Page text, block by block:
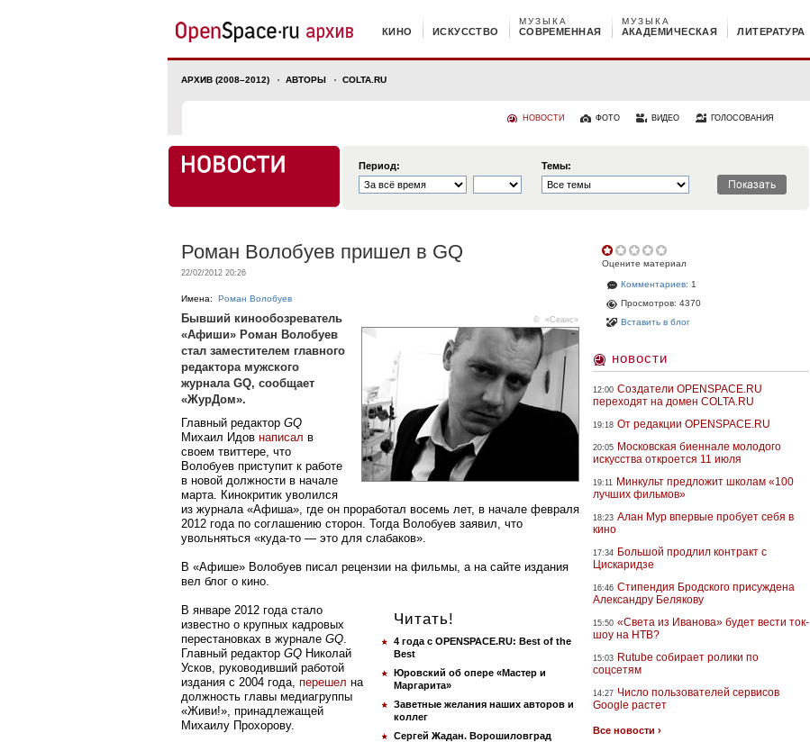
КИНО ИСКУССТВО СОВРЕМЕННАЯ
МУЗЫКА
АКАДЕМИЧЕСКАЯ
МУЗЫКА
ЛИТЕРАТУРА
АРХИВ (2008–2012) АВТОРЫ COLTA.RU
НОВОСТИ ФОТО ВИДЕО ГОЛОСОВАНИЯ
Период: Темы:
Роман Волобуев пришел в GQ
22/02/2012 20:26
Имена: Роман Волобуев
© «Сеанс»
Бывший кинообозреватель
«Афиши» Роман Волобуев
стал заместителем главного
редактора мужского
журнала GQ, сообщает
«ЖурДом».
Главный редактор GQ
Михаил Идов написал в
своем твиттере, что
Волобуев приступит к работе
в новой должности в начале
марта. Кинокритик уволился
из журнала «Афиша», где он проработал восемь лет, в начале февраля
2012 года по соглашению сторон. Тогда Волобуев заявил, что
увольняться «куда-то — это для слабаков».
В «Афише» Волобуев писал рецензии на фильмы, а на сайте издания
вел блог о кино.
Читать!
4 года с OPENSPACE.RU: Best of the
Best
Юровский об опере «Мастер и
Маргарита»
Заветные желания наших авторов и
коллег
Сергей Жадан. Ворошиловград
В январе 2012 года стало
известно о крупных кадровых
перестановках в журнале GQ.
Главный редактор GQ Николай
Усков, руководивший работой
издания с 2004 года, перешел на
должность главы медиагруппы
«Живи!», принадлежащей
Михаилу Прохорову.
Оцените материал
Комментариев: 1
Просмотров: 4370
Вставить в блог
новости
12:00 Создатели OPENSPACE.RU
переходят на домен COLTA.RU
19:18 От редакции OPENSPACE.RU
20:05 Московская биеннале молодого
искусства откроется 11 июля
19:11 Минкульт предложит школам «100
лучших фильмов»
18:23 Алан Мур впервые пробует себя в
кино
17:34 Большой продлил контракт с
Цискаридзе
16:46 Стипендия Бродского присуждена
Александру Белякову
15:50 «Света из Иванова» будет вести ток-
шоу на НТВ?
15:03 Rutube собирает ролики по
соцсетям
14:27 Число пользователей сервисов
Google растет
Все новости ›